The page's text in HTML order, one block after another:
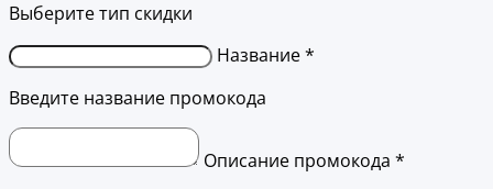
Выберите тип скидки
Название *
Введите название промокода
Описание промокода *